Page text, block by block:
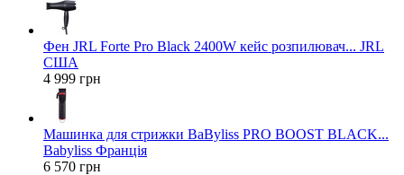
Фен JRL Forte Pro Black 2400W кейс розпилювач... JRL
США
4 999 грн
Машинка для стрижки BaByliss PRO BOOST BLACK...
Babyliss Франція
6 570 грн